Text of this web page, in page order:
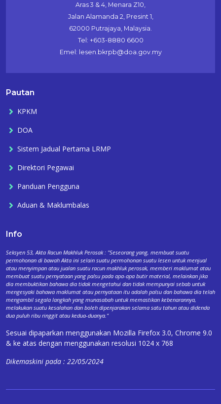
Aras 3 & 4, Menara Z10,
Jalan Alamanda 2, Presint 1,
62000 Putrajaya, Malaysia.
Tel: +603-8880 6600
Emel: lesen.bkrpb@doa.gov.my
Pautan
KPKM
DOA
Sistem Jadual Pertama LRMP
Direktori Pegawai
Panduan Pengguna
Aduan & Maklumbalas
Info
Seksyen 53, Akta Racun Makhluk Perosak : "Seseorang yang, membuat suatu
permohonan di bawah Akta ini selain suatu permohonan suatu lesen untuk menjual
atau menyimpan atau jualan suatu racun makhluk perosak, memberi maklumat atau
membuat suatu pernyataan yang palsu pada apa-apa butir material, melainkan jika
dia membuktikan bahawa dia tidak mengetahui dan tidak mempunyai sebab untuk
mengesyaki bahawa maklumat atau pernyataan itu adalah palsu dan bahawa dia telah
mengambil segala langkah yang munasabah untuk memastikan kebenarannya,
melakukan suatu kesalahan dan boleh dipenjarakan selama satu tahun atau didenda
dua puluh ribu ringgit atau kedua-duanya."
Sesuai dipaparkan menggunakan Mozilla Firefox 3.0, Chrome 9.0
& ke atas dengan menggunakan resolusi 1024 x 768
Dikemaskini pada : 22/05/2024